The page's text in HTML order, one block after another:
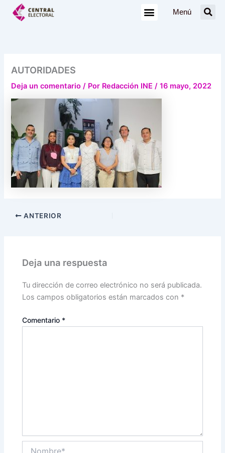
Menú
AUTORIDADES
Deja un comentario / Por Redacción INE/16 mayo, 2022
ANTERIOR
Deja una respuesta
Tu dirección de correo electrónico no será publicada.
Los campos obligatorios están marcados con *
Comentario *